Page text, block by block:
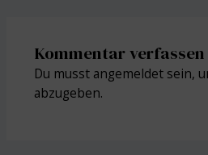
Kommentar verfassen
Du musst angemeldetsein,
abzugeben.